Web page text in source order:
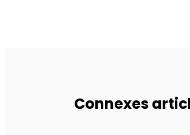
Connexes